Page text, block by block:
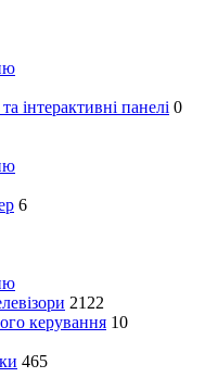
інтерактивні панелі 0
6
2122
керування 10
465